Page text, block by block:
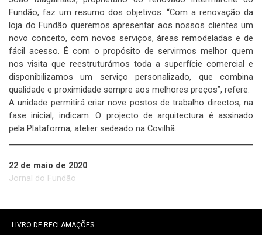
Fundão, faz um resumo dos objetivos. “Com a renovação da
loja do Fundão queremos apresentar aos nossos clientes um
novo conceito, com novos serviços, áreas remodeladas e de
fácil acesso. É com o propósito de servirmos melhor quem
nos visita que reestruturámos toda a superfície comercial e
disponibilizamos um serviço personalizado, que combina
qualidade e proximidade sempre aos melhores preços”, refere.
A unidade permitirá criar nove postos de trabalho directos, na
fase inicial, indicam. O projecto de arquitectura é assinado
pela Plataforma, atelier sedeado na Covilhã.
22 de maio de 2020
Jornal do Fundão
LIVRO DE RECLAMAÇÕES